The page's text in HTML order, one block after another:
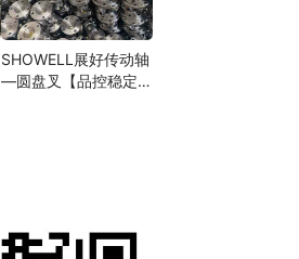
SHOWELL展好传动轴
—圆盘叉【品控稳定，